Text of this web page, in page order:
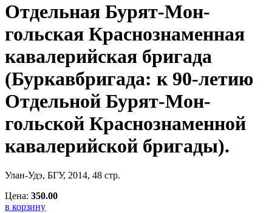
Отдельная Бурят-Мон-
гольская Краснознаменная
кавалерийская бригада
(Буркавбригада: к 90-летию
Отдельной Бурят-Мон-
гольской Краснознаменной
кавалерийской бригады).
Улан-Удэ, БГУ, 2014, 48 стр.
Цена: 350.00
в корзину